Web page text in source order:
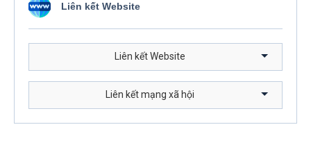
Liên kết Website
Liên kết Website
Liên kết mạng xã hội